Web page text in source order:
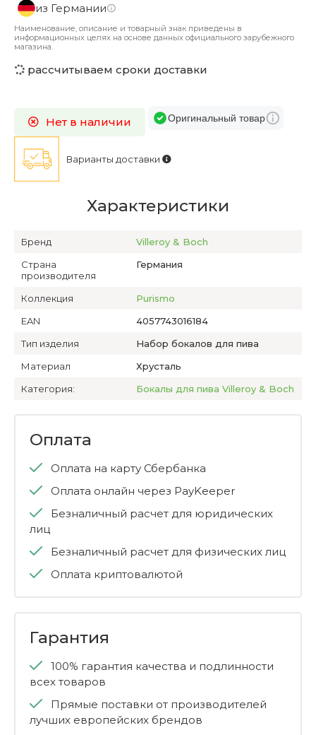
из Германии
Наименование, описание и товарный знак приведены в
информационных целях на основе данных официального зарубежного
магазина.
рассчитываем сроки доставки
Варианты доставки
Нет в наличии Оригинальный товар
Характеристики
Бренд
Villeroy & Boch
Страна
производителя
Германия
Коллекция
Purismo
EAN
4057743016184
Тип изделия
Набор бокалов для пива
Материал
Хрусталь
Категория:
Бокалы для пива Villeroy & Boch
Оплата
Оплата на карту Сбербанка
Оплата онлайн через PayKeeper
Безналичный расчет для юридических
лиц
Безналичный расчет для физических лиц
Оплата криптовалютой
Гарантия
100% гарантия качества и подлинности
всех товаров
Прямые поставки от производителей
лучших европейских брендов